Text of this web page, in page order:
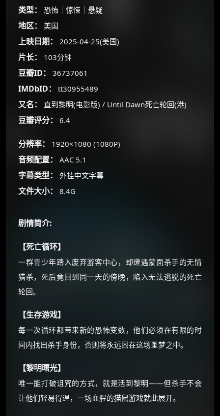
类型： 恐怖｜惊悚｜悬疑
地区： 美国
上映日期： 2025-04-25(美国)
片长： 103分钟
豆瓣ID： 36737061
IMDbID： tt30955489
又名： 直到黎明(电影版) / Until Dawn死亡轮回(港)
豆瓣评分： 6.4
分辨率： 1920×1080 (1080P)
音频配置： AAC 5.1
字幕类型： 外挂中文字幕
文件大小： 8.4G
剧情简介:
【死亡循环】
一群青少年踏入废弃游客中心，却遭遇蒙面杀手的无情
猎杀，死后竟回到同一天的傍晚，陷入无法逃脱的死亡
轮回。
【生存游戏】
每一次循环都带来新的恐怖变数，他们必须在有限的时
间内找出杀手身份，否则将永远困在这场噩梦之中。
【黎明曙光】
唯一能打破诅咒的方式，就是活到黎明——但杀手不会
让他们轻易得逞，一场血腥的猫鼠游戏就此展开。
🧧 福利领取站
☕
如夸克12个月送14天 最低75元！
价格有浮动，请直接搜索查最低价！
还有支付宝现金红包、外卖红包、
优惠券、活动红包，每日可领。